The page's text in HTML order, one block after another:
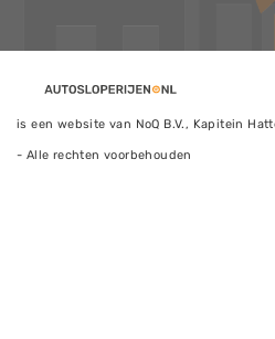
is een website van NoQ B.V., Kapitein
- Alle rechten voorbehouden